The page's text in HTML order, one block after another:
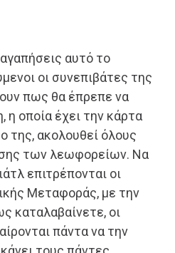
αυτό το
οι συνεπιβάτες της
πως θα έπρεπε να
η οποία έχει την κάρτα
της, ακολουθεί όλους
των λεωφορείων. Να
επιτρέπονται οι
Μεταφοράς, με την
καταλαβαίνετε, οι
πάντα να την